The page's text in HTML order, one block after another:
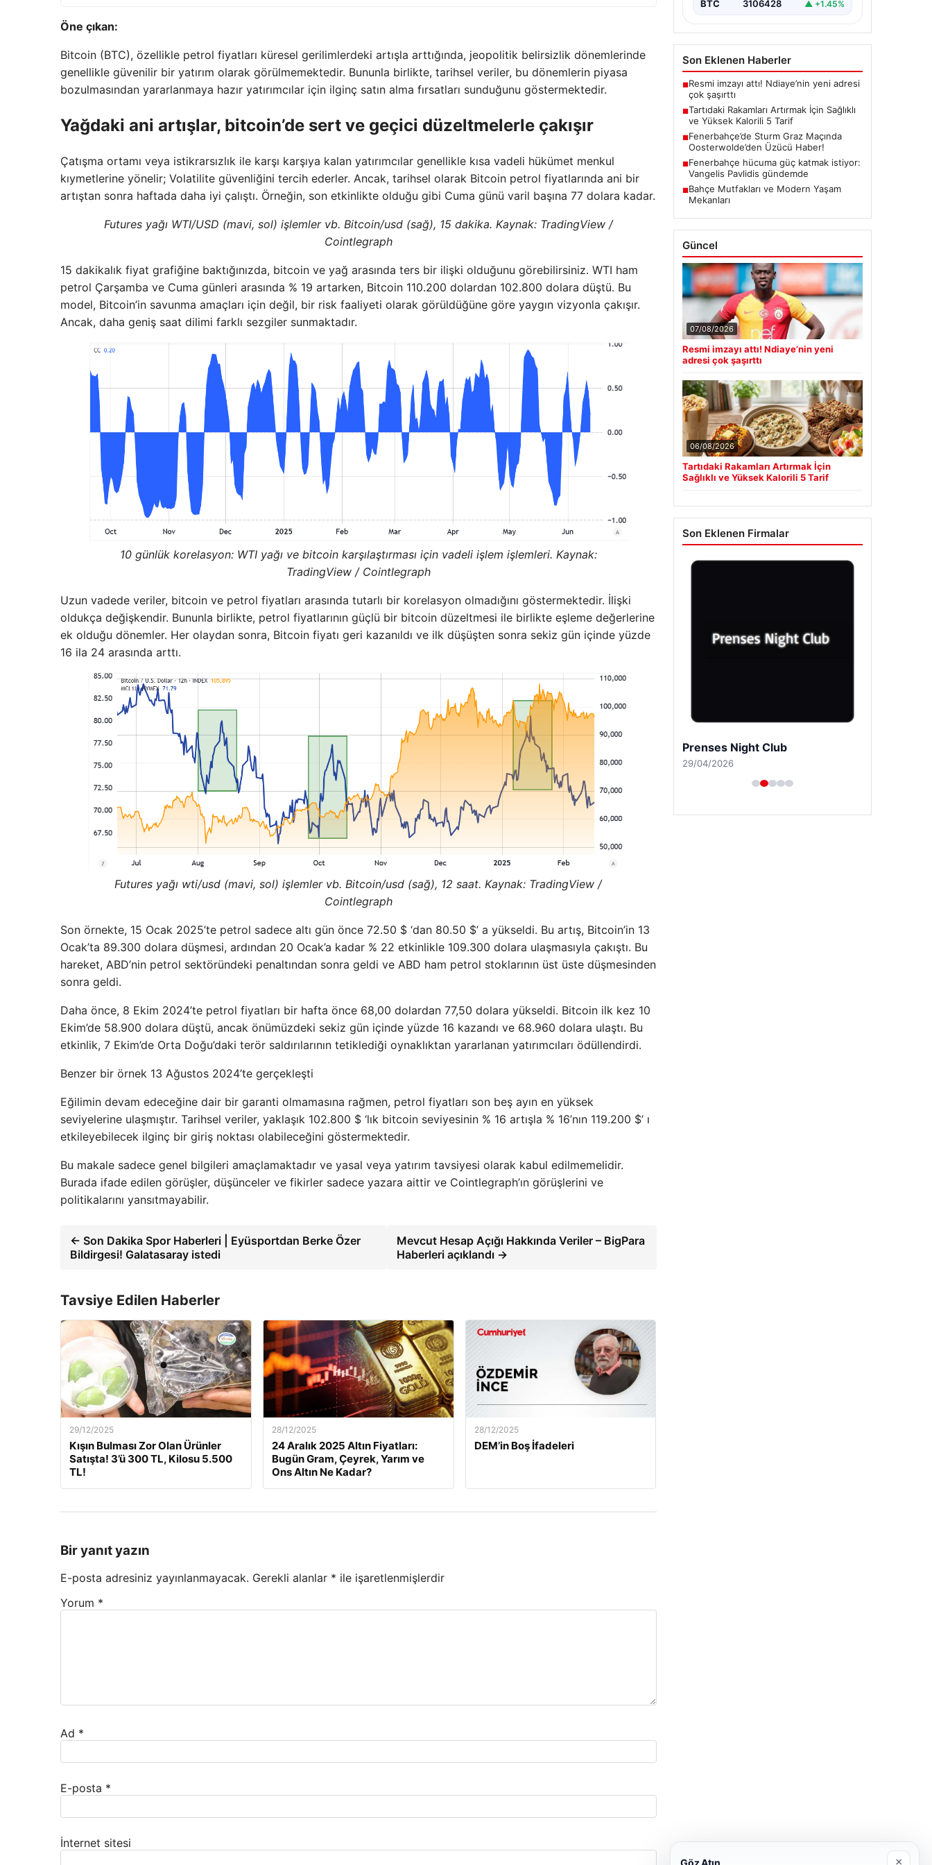
Öne çıkan:
Bitcoin (BTC), özellikle petrol fiyatları küresel gerilimlerdeki artışla arttığında, jeopolitik belirsizlik dönemlerinde
genellikle güvenilir bir yatırım olarak görülmemektedir. Bununla birlikte, tarihsel veriler, bu dönemlerin piyasa
bozulmasından yararlanmaya hazır yatırımcılar için ilginç satın alma fırsatları sunduğunu göstermektedir.
Yağdaki ani artışlar, bitcoin’de sert ve geçici düzeltmelerle çakışır
Çatışma ortamı veya istikrarsızlık ile karşı karşıya kalan yatırımcılar genellikle kısa vadeli hükümet menkul
kıymetlerine yönelir; Volatilite güvenliğini tercih ederler. Ancak, tarihsel olarak Bitcoin petrol fiyatlarında ani bir
artıştan sonra haftada daha iyi çalıştı. Örneğin, son etkinlikte olduğu gibi Cuma günü varil başına 77 dolara kadar.
Futures yağı WTI/USD (mavi, sol) işlemler vb. Bitcoin/usd (sağ), 15 dakika. Kaynak: TradingView /
Cointlegraph
15 dakikalık fiyat grafiğine baktığınızda, bitcoin ve yağ arasında ters bir ilişki olduğunu görebilirsiniz. WTI ham
petrol Çarşamba ve Cuma günleri arasında % 19 artarken, Bitcoin 110.200 dolardan 102.800 dolara düştü. Bu
model, Bitcoin’in savunma amaçları için değil, bir risk faaliyeti olarak görüldüğüne göre yaygın vizyonla çakışır.
Ancak, daha geniş saat dilimi farklı sezgiler sunmaktadır.
10 günlük korelasyon: WTI yağı ve bitcoin karşılaştırması için vadeli işlem işlemleri. Kaynak:
TradingView / Cointlegraph
Uzun vadede veriler, bitcoin ve petrol fiyatları arasında tutarlı bir korelasyon olmadığını göstermektedir. İlişki
oldukça değişkendir. Bununla birlikte, petrol fiyatlarının güçlü bir bitcoin düzeltmesi ile birlikte eşleme değerlerine
ek olduğu dönemler. Her olaydan sonra, Bitcoin fiyatı geri kazanıldı ve ilk düşüşten sonra sekiz gün içinde yüzde
16 ila 24 arasında arttı.
Futures yağı wti/usd (mavi, sol) işlemler vb. Bitcoin/usd (sağ), 12 saat. Kaynak: TradingView /
Cointlegraph
Son örnekte, 15 Ocak 2025’te petrol sadece altı gün önce 72.50 $ ‘dan 80.50 $’ a yükseldi. Bu artış, Bitcoin’in 13
Ocak’ta 89.300 dolara düşmesi, ardından 20 Ocak’a kadar % 22 etkinlikle 109.300 dolara ulaşmasıyla çakıştı. Bu
hareket, ABD’nin petrol sektöründeki penaltından sonra geldi ve ABD ham petrol stoklarının üst üste düşmesinden
sonra geldi.
Daha önce, 8 Ekim 2024’te petrol fiyatları bir hafta önce 68,00 dolardan 77,50 dolara yükseldi. Bitcoin ilk kez 10
Ekim’de 58.900 dolara düştü, ancak önümüzdeki sekiz gün içinde yüzde 16 kazandı ve 68.960 dolara ulaştı. Bu
etkinlik, 7 Ekim’de Orta Doğu’daki terör saldırılarının tetiklediği oynaklıktan yararlanan yatırımcıları ödüllendirdi.
Benzer bir örnek 13 Ağustos 2024’te gerçekleşti
Eğilimin devam edeceğine dair bir garanti olmamasına rağmen, petrol fiyatları son beş ayın en yüksek
seviyelerine ulaşmıştır. Tarihsel veriler, yaklaşık 102.800 $ ‘lık bitcoin seviyesinin % 16 artışla % 16’nın 119.200 $’ ı
etkileyebilecek ilginç bir giriş noktası olabileceğini göstermektedir.
Bu makale sadece genel bilgileri amaçlamaktadır ve yasal veya yatırım tavsiyesi olarak kabul edilmemelidir.
Burada ifade edilen görüşler, düşünceler ve fikirler sadece yazara aittir ve Cointlegraph’ın görüşlerini ve
politikalarını yansıtmayabilir.
← Son Dakika Spor Haberleri | Eyüsportdan Berke Özer
Bildirgesi! Galatasaray istedi
Mevcut Hesap Açığı Hakkında Veriler – BigPara
Haberleri açıklandı →
Tavsiye Edilen Haberler
29/12/2025
Kışın Bulması Zor Olan Ürünler
Satışta! 3’ü 300 TL, Kilosu 5.500
TL!
28/12/2025
24 Aralık 2025 Altın Fiyatları:
Bugün Gram, Çeyrek, Yarım ve
Ons Altın Ne Kadar?
28/12/2025
DEM’in Boş İfadeleri
Bir yanıt yazın
E-posta adresiniz yayınlanmayacak. Gerekli alanlar * ile işaretlenmişlerdir
Yorum *
Ad *
E-posta *
İnternet sitesi
BTC 3106428 ▲ +1.45%
Son Eklenen Haberler
■Resmi imzayı attı! Ndiaye’nin yeni adresi
çok şaşırttı
■Tartıdaki Rakamları Artırmak İçin Sağlıklı
ve Yüksek Kalorili 5 Tarif
■Fenerbahçe’de Sturm Graz Maçında
Oosterwolde’den Üzücü Haber!
■Fenerbahçe hücuma güç katmak istiyor:
Vangelis Pavlidis gündemde
■Bahçe Mutfakları ve Modern Yaşam
Mekanları
Güncel
07/08/2026
Resmi imzayı attı! Ndiaye’nin yeni
adresi çok şaşırttı
06/08/2026
Tartıdaki Rakamları Artırmak İçin
Sağlıklı ve Yüksek Kalorili 5 Tarif
Son Eklenen Firmalar
Prenses Night Club
29/04/2026
Göz Atın ×